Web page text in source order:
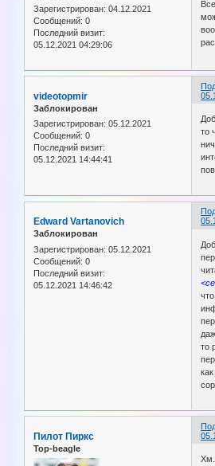
Зарегистрирован: 04.12.2021
Сообщений: 0
Последний визит:
05.12.2021 04:29:06
videotopmir
Заблокирован
Зарегистрирован: 05.12.2021
Сообщений: 0
Последний визит:
05.12.2021 14:44:41
то
Edward Vartanovich
Заблокирован
Зарегистрирован: 05.12.2021
Сообщений: 0
Последний визит:
05.12.2021 14:46:42
то
Пилот Пиркс
Top-beagle